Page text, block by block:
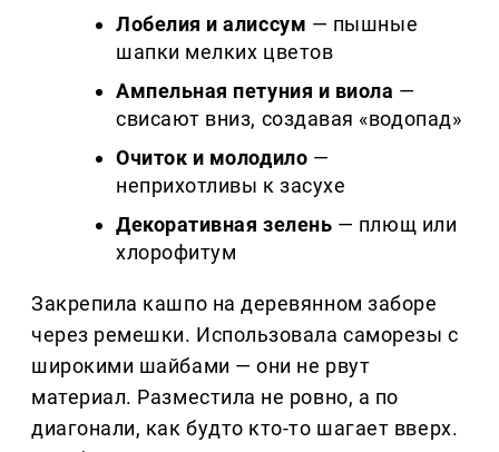
Лобелия и алиссум — пышные
шапки мелких цветов
Ампельная петуния и виола —
свисают вниз, создавая «водопад»
Очиток и молодило —
неприхотливы к засухе
Декоративная зелень — плющ или
хлорофитум
Закрепила кашпо на деревянном заборе
через ремешки. Использовала саморезы с
широкими шайбами — они не рвут
материал. Разместила не ровно, а по
диагонали, как будто кто-то шагает вверх.